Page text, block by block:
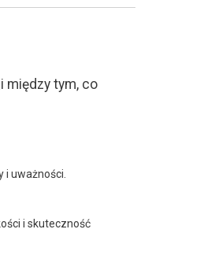
między tym, co
uważności.
i skuteczność